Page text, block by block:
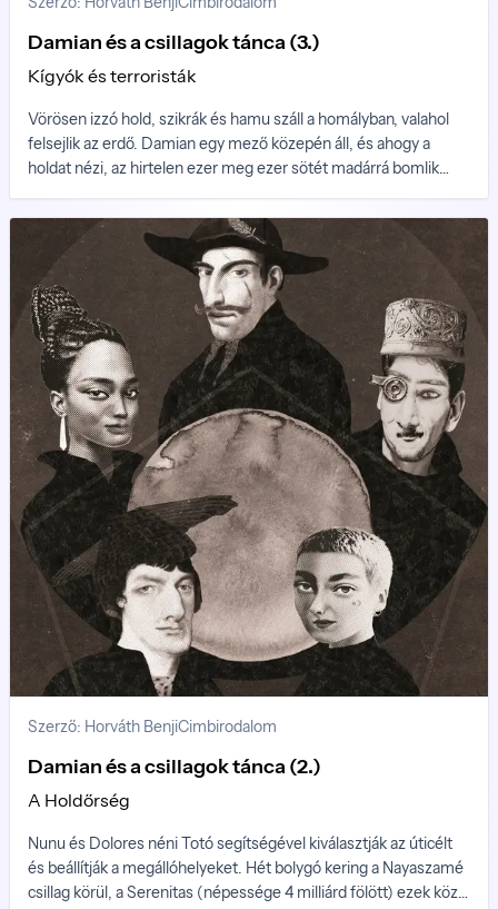
Damian és a csillagok tánca (3.)
Kígyók és terroristák
Vörösen izzó hold, szikrák és hamu száll a homályban, valahol
felsejlik az erdő. Damian egy mező közepén áll, és ahogy a
holdat nézi, az hirtelen ezer meg ezer sötét madárrá bomlik
elborítják az eget, fülsüketítő hangon énekelnek, és ellepik
Damiant is, le kell buknia előlük a magas fűbe... aztán csend.
Erdei ösvény, aztán folyosó, egy alak megy előtte, és tudatosul
Damianban, hogy az apja az.
Szerző: Horváth BenjiCimbirodalom
Damian és a csillagok tánca (2.)
A Holdőrség
Nunu és Dolores néni Totó segítségével kiválasztják az úticélt
és beállítják a megállóhelyeket. Hét bolygó kering a Nayaszamé
csillag körül, a Serenitas (népessége 4 milliárd fölött) ezek közül